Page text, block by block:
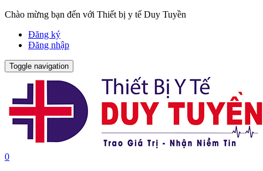
Chào mừng bạn đến với Thiết bị y tế Duy Tuyền
Đăng ký
Đăng nhập
Toggle navigation
0